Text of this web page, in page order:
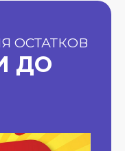
ОСТАТКОВ
ДО